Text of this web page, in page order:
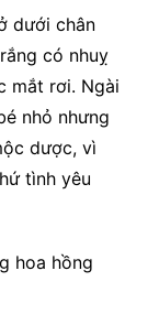
dưới chân
có nhuỵ
mắt rơi. Ngài
nhỏ nhưng
dược, vì
tình yêu
hoa hồng